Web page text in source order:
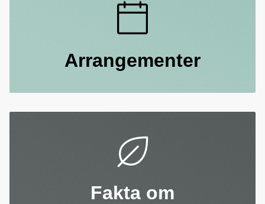
Arrangementer
Fakta om